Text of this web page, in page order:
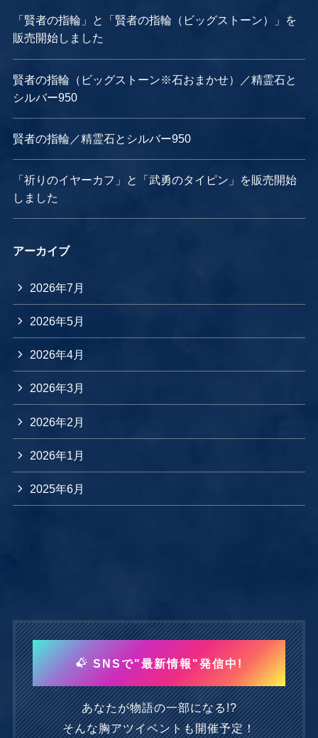
「賢者の指輪」と「賢者の指輪（ビッグストーン）」を
販売開始しました
賢者の指輪（ビッグストーン※石おまかせ）／精霊石と
シルバー950
賢者の指輪／精霊石とシルバー950
「祈りのイヤーカフ」と「武勇のタイピン」を販売開始
しました
アーカイブ
2026年7月
2026年5月
2026年4月
2026年3月
2026年2月
2026年1月
2025年6月
SNSで"最新情報"発信中!
あなたが物語の一部になる!?
そんな胸アツイベントも開催予定！